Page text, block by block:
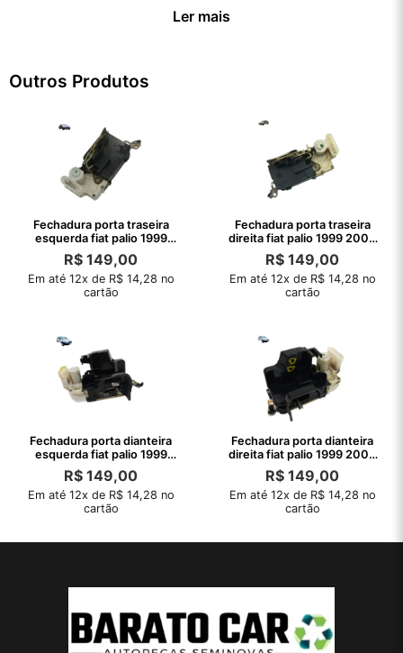
Ler mais
Outros Produtos
Fechadura porta traseira
esquerda fiat palio 1999
2000 2001
R$ 149,00
Em até 12x de R$ 14,28 no
cartão
Fechadura porta traseira
direita fiat palio 1999 2000
2001
R$ 149,00
Em até 12x de R$ 14,28 no
cartão
Fechadura porta dianteira
esquerda fiat palio 1999
2000 2001
R$ 149,00
Em até 12x de R$ 14,28 no
cartão
Fechadura porta dianteira
direita fiat palio 1999 2000
2001
R$ 149,00
Em até 12x de R$ 14,28 no
cartão